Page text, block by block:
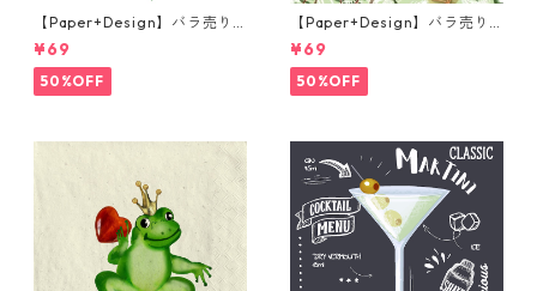
【Paper+Design】バラ売り2
枚 ランチサイズ ペーパーナプ
キン Forest Squirrel ホワイ
ト
¥69
50%OFF
【Paper+Design】バラ売り2
枚 ランチサイズ ペーパーナプ
キン Forest Fungi グリーン
¥69
50%OFF